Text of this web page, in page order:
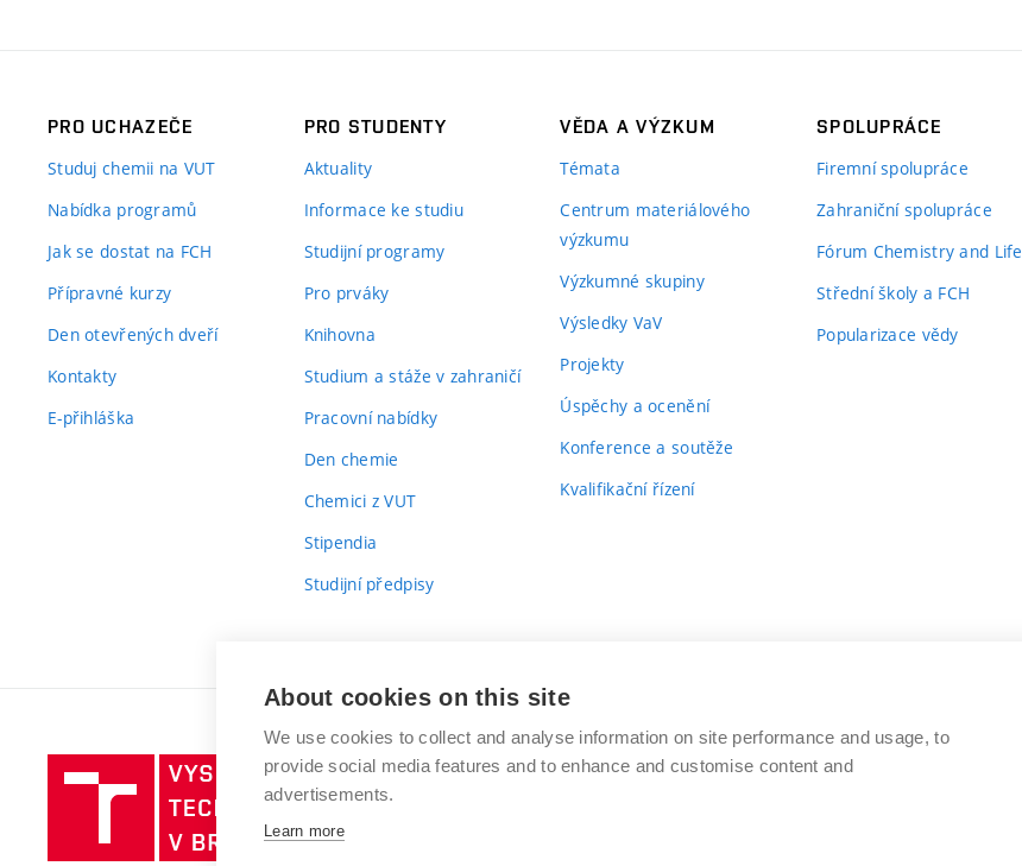
PRO UCHAZEČE
Studuj chemii na VUT
Nabídka programů
Jak se dostat na FCH
Přípravné kurzy
Den otevřených dveří
Kontakty
E-přihláška
PRO STUDENTY
Aktuality
Informace ke studiu
Studijní programy
Pro prváky
Knihovna
Studium a stáže v zahraničí
Pracovní nabídky
Den chemie
Chemici z VUT
Stipendia
Studijní předpisy
VĚDA A VÝZKUM
Témata
Centrum materiálového
výzkumu
Výzkumné skupiny
Výsledky VaV
Projekty
Úspěchy a ocenění
Konference a soutěže
Kvalifikační řízení
SPOLUPRÁCE
Firemní spolupráce
Zahraniční spolupráce
Fórum Chemistry and Life
Střední školy a FCH
Popularizace vědy
Vysoké
učení
VYSOKÉ UČENÍ TECHNICKÉ V BRNĚ
About cookies on this site
We use cookies to collect and analyse information on site performance and usage, to
provide social media features and to enhance and customise content and
advertisements.
Learn more